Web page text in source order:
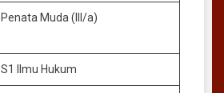
Penata Muda (III/a)
S1 Ilmu Hukum